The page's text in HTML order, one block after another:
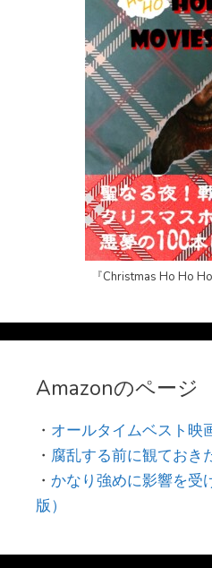
『Christmas Ho Ho
Amazonのページ
・ オールタイムベスト映
・ 腐乱する前に観ておき
・ かなり強めに影響を受
版）